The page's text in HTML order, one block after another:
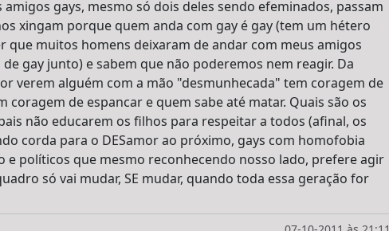
gays, mesmo só dois deles sendo efeminados, passam
xingam porque quem anda com gay é gay (tem um hétero
que muitos homens deixaram de andar com meus amigos
gay junto) e sabem que não poderemos nem reagir. Da
verem alguém com a mão "desmunhecada" tem coragem de
de espancar e quem sabe até matar. Quais são os
não educarem os filhos para respeitar a todos (afinal, os
corda para o DESamor ao próximo, gays com homofobia
políticos que mesmo reconhecendo nosso lado, prefere agir
só vai mudar, SE mudar, quando toda essa geração for